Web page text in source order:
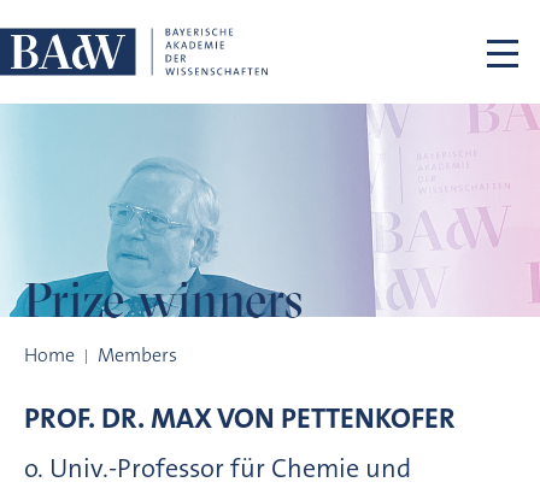
Prize winners
Home Members
PROF. DR.MAX VON PETTENKOFER
o. Univ.-Professor für Chemie und